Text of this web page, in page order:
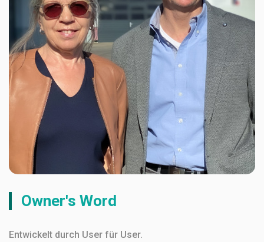
Owner's Word
Entwickelt durch User für User.